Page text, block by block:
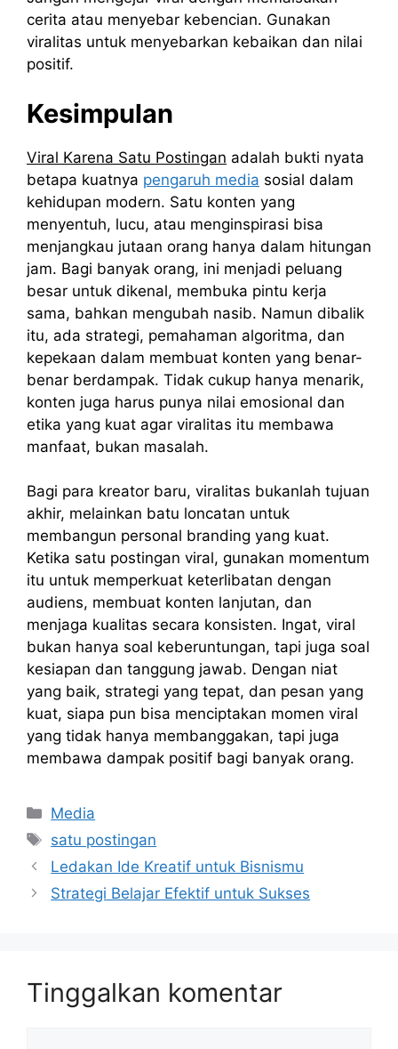
cerita atau menyebar kebencian. Gunakan
viralitas untuk menyebarkan kebaikan dan nilai
positif.
Kesimpulan
Viral Karena Satu Postingan adalah bukti nyata
betapa kuatnya pengaruh media sosial dalam
kehidupan modern. Satu konten yang
menyentuh, lucu, atau menginspirasi bisa
menjangkau jutaan orang hanya dalam hitungan
jam. Bagi banyak orang, ini menjadi peluang
besar untuk dikenal, membuka pintu kerja
sama, bahkan mengubah nasib. Namun dibalik
itu, ada strategi, pemahaman algoritma, dan
kepekaan dalam membuat konten yang benar-
benar berdampak. Tidak cukup hanya menarik,
konten juga harus punya nilai emosional dan
etika yang kuat agar viralitas itu membawa
manfaat, bukan masalah.
Bagi para kreator baru, viralitas bukanlah tujuan
akhir, melainkan batu loncatan untuk
membangun personal branding yang kuat.
Ketika satu postingan viral, gunakan momentum
itu untuk memperkuat keterlibatan dengan
audiens, membuat konten lanjutan, dan
menjaga kualitas secara konsisten. Ingat, viral
bukan hanya soal keberuntungan, tapi juga soal
kesiapan dan tanggung jawab. Dengan niat
yang baik, strategi yang tepat, dan pesan yang
kuat, siapa pun bisa menciptakan momen viral
yang tidak hanya membanggakan, tapi juga
membawa dampak positif bagi banyak orang.
Kategori
Media
Tag
satu postingan
Ledakan Ide Kreatif untuk Bisnismu
Strategi Belajar Efektif untuk Sukses
Tinggalkan komentar